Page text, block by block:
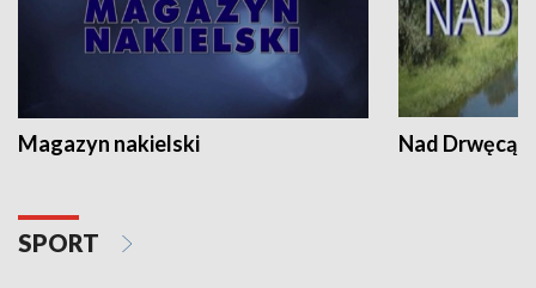
Magazyn nakielski Nad Drwęcą
SPORT